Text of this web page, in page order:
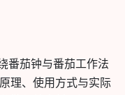
番茄钟与番茄工作法
理、使用方式与实际